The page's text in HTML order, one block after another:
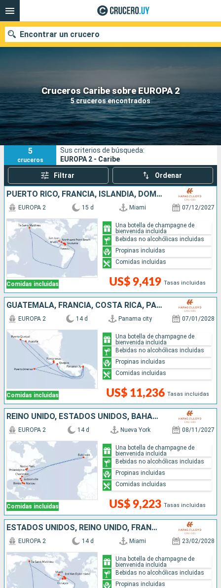
Cruceros Caribe sobre EUROPA 2
5 cruceros encontrados
Encontrar un crucero
Nuestros destinos
Fecha de salida
Puertos Compañías
5
cruceros
Sus criterios de búsqueda:
EUROPA 2 - Caribe
Filtrar Ordenar
PUERTO RICO, FRANCIA, ISLANDIA, DOMINICA, SANTA LUCIA, REINO UNIDO, ESTADOS UNIDOS
Comidas incluidas
EUROPA 2 15 d Miami 07/12/2027
US$ 9,419 Tasas incluidas
Una botella de champagne de
bienvenida incluida
Bebidas no alcohólicas incluidas
Propinas incluidas
Comidas incluidas
GUATEMALA, FRANCIA, COSTA RICA, PANAMÁ
Comidas incluidas
EUROPA 2 14 d Panama city 07/01/2028
US$ 11,236 Tasas incluidas
Una botella de champagne de
bienvenida incluida
Bebidas no alcohólicas incluidas
Propinas incluidas
Comidas incluidas
REINO UNIDO, ESTADOS UNIDOS, BAHAMAS
Comidas incluidas
EUROPA 2 14 d Nueva York 08/11/2027
US$ 9,223 Tasas incluidas
Una botella de champagne de
bienvenida incluida
Bebidas no alcohólicas incluidas
Propinas incluidas
Comidas incluidas
ESTADOS UNIDOS, REINO UNIDO, FRANCIA, ISLANDIA, SANTA LUCIA, BARBADOS, SAN VINCENT Y LAS GRANADINAS
EUROPA 2 14 d Miami 23/02/2028
Una botella de champagne de
bienvenida incluida
Bebidas no alcohólicas incluidas
Propinas incluidas